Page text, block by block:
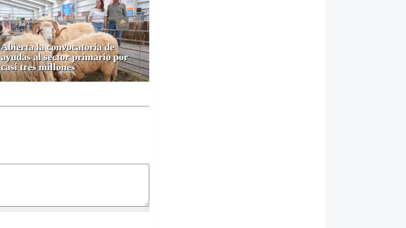
Abierta la convocatoria de
ayudas al sector primario por
casi tres millones